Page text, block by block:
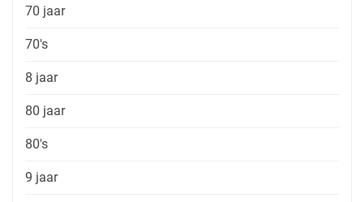
70 jaar
70's
8 jaar
80 jaar
80's
9 jaar